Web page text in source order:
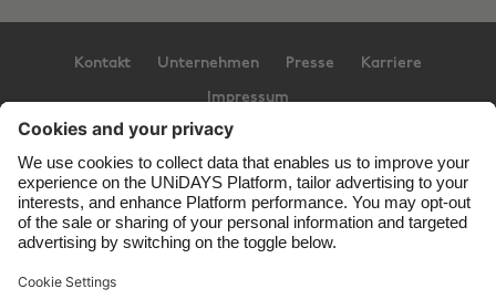
Kontakt Unternehmen Presse Karriere
Impressum